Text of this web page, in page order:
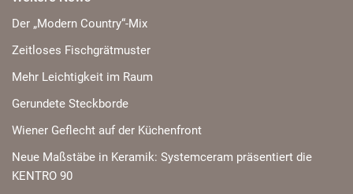
Der „Modern Country“-Mix
Zeitloses Fischgrätmuster
Mehr Leichtigkeit im Raum
Gerundete Steckborde
Wiener Geflecht auf der Küchenfront
Neue Maßstäbe in Keramik: Systemceram präsentiert die
KENTRO 90